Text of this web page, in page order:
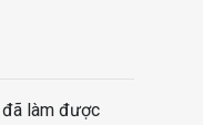
đã làm được